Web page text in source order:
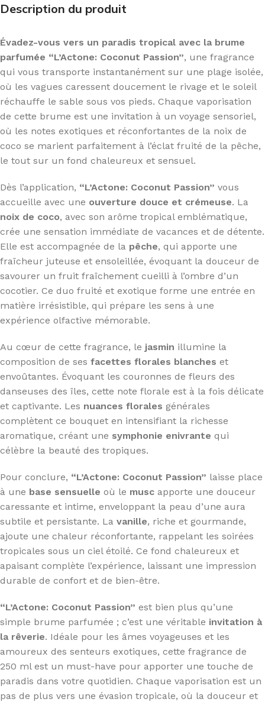
Description du produit
Évadez-vous vers un paradis tropical avec la brume
parfumée “L’Actone: Coconut Passion”, une fragrance
qui vous transporte instantanément sur une plage isolée,
où les vagues caressent doucement le rivage et le soleil
réchauffe le sable sous vos pieds. Chaque vaporisation
de cette brume est une invitation à un voyage sensoriel,
où les notes exotiques et réconfortantes de la noix de
coco se marient parfaitement à l’éclat fruité de la pêche,
le tout sur un fond chaleureux et sensuel.
Dès l’application, “L’Actone: Coconut Passion” vous
accueille avec une ouverture douce et crémeuse. La
noix de coco, avec son arôme tropical emblématique,
crée une sensation immédiate de vacances et de détente.
Elle est accompagnée de la pêche, qui apporte une
fraîcheur juteuse et ensoleillée, évoquant la douceur de
savourer un fruit fraîchement cueilli à l’ombre d’un
cocotier. Ce duo fruité et exotique forme une entrée en
matière irrésistible, qui prépare les sens à une
expérience olfactive mémorable.
Au cœur de cette fragrance, le jasmin illumine la
composition de ses facettes florales blanches et
envoûtantes. Évoquant les couronnes de fleurs des
danseuses des îles, cette note florale est à la fois délicate
et captivante. Les nuances florales générales
complètent ce bouquet en intensifiant la richesse
aromatique, créant une symphonie enivrante qui
célèbre la beauté des tropiques.
Pour conclure, “L’Actone: Coconut Passion” laisse place
à une base sensuelle où le musc apporte une douceur
caressante et intime, enveloppant la peau d’une aura
subtile et persistante. La vanille, riche et gourmande,
ajoute une chaleur réconfortante, rappelant les soirées
tropicales sous un ciel étoilé. Ce fond chaleureux et
apaisant complète l’expérience, laissant une impression
durable de confort et de bien-être.
“L’Actone: Coconut Passion” est bien plus qu’une
simple brume parfumée ; c’est une véritable invitation à
la rêverie. Idéale pour les âmes voyageuses et les
amoureux des senteurs exotiques, cette fragrance de
250 ml est un must-have pour apporter une touche de
paradis dans votre quotidien. Chaque vaporisation est un
pas de plus vers une évasion tropicale, où la douceur et